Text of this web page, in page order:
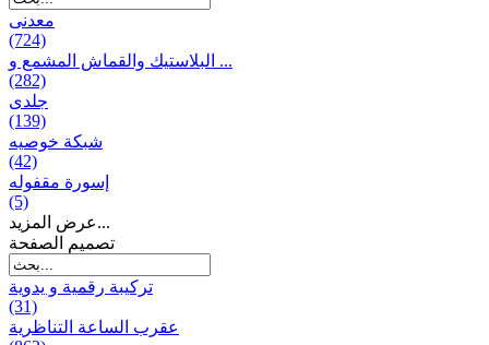
معدنی
(724)
البلاستيك والقماش المشمع و ...
(282)
جلدی
(139)
شبكة خوصیه
(42)
إسورة مقفوله
(5)
عرض المزيد...
تصميم الصفحة
تركيبة رقمية و يدوية
(31)
عقرب الساعة التناظرية